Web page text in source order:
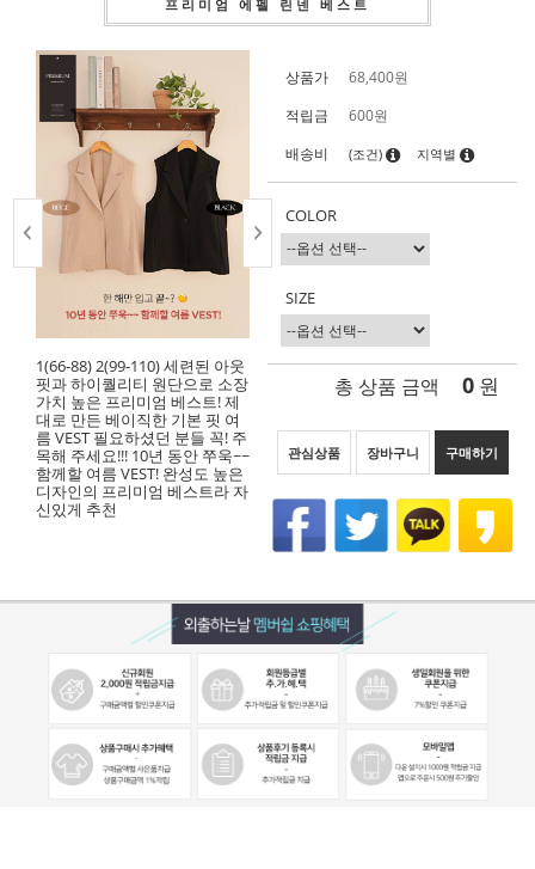
프리미엄 에펠 린넨 베스트
1(66-88) 2(99-110) 세련된 아웃
핏과 하이퀄리티 원단으로 소장
가치 높은 프리미엄 베스트! 제
대로 만든 베이직한 기본 핏 여
름 VEST 필요하셨던 분들 꼭! 주
목해 주세요!!! 10년 동안 쭈욱~~
함께할 여름 VEST! 완성도 높은
디자인의 프리미엄 베스트라 자
신있게 추천
상품가 68,400원
적립금
600원
배송비
(조건) 지역별
COLOR
SIZE
총 상품 금액 0 원
관심상품 장바구니 구매하기